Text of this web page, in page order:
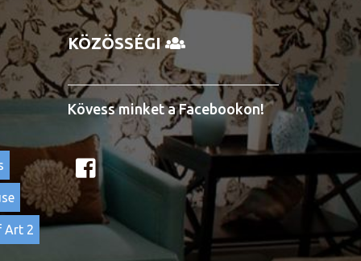
Art 2
KÖZÖSSÉGI
Kövess minket a Facebookon!